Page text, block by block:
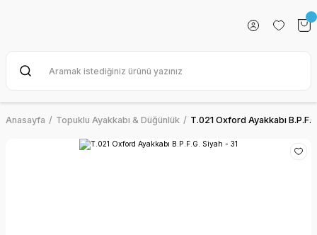
Anasayfa Topuklu Ayakkabı & Düğünlük T.021 Oxford Ayakkabı